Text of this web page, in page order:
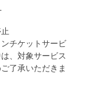
チケットサービ
、対象サービス
了承いただきま